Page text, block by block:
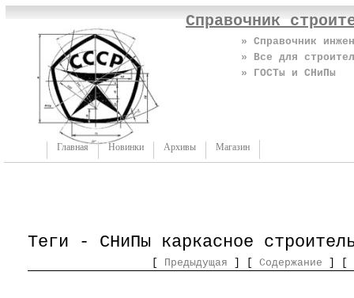
Справочник
» Справочник
» Все для
» ГОСТы и СНиПы
Главная Новинки Архивы Магазин
Теги - СНиПы каркасное
Предыдущая Содержание